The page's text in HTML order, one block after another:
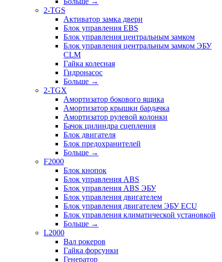
2-TGS
Активатор замка двери
Блок управления EBS
Блок управления центральным замком
Блок управления центральным замком ЭБУ
CLM
Гайка колесная
Гидронасос
Больше →
2-TGX
Амортизатор бокового ящика
Амортизатор крышки бардачка
Амортизатор рулевой колонки
Бачок цилиндра сцепления
Блок двигателя
Блок предохранителей
Больше →
F2000
Блок кнопок
Блок управления ABS
Блок управления ABS ЭБУ
Блок управления двигателем
Блок управления двигателем ЭБУ ECU
Блок управления климатической установкой
Больше →
L2000
Вал рокеров
Гайка форсунки
Генератор